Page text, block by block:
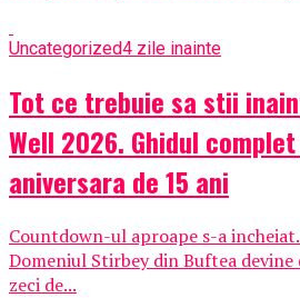
Uncategorized4 zile inainte
Tot ce trebuie sa stii
Well 2026. Ghidul
aniversara de 15 ani
Countdown-ul aproape s-a
Domeniul Stirbey din Buftea
zeci de...